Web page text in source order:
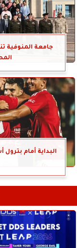
جامعة المنوفية
البداية أمام